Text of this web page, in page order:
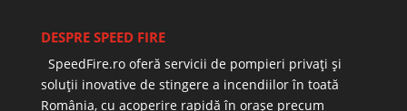
DESPRE SPEED FIRE
SpeedFire.ro oferă servicii de pompieri privați și
soluții inovative de stingere a incendiilor în toată
România, cu acoperire rapidă în orașe precum